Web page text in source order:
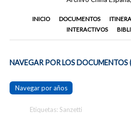
INICIO DOCUMENTOS
INTERACTIVOS
NAVEGAR POR LOS DOCUMENTOS
Navegar por años
Etiquetas: Sanzetti